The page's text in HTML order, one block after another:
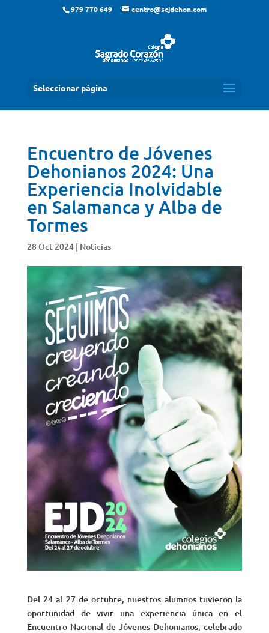
979 770 649 centro@scjdehon.com
Seleccionar página
Encuentro de Jóvenes
Dehonianos 2024: Una
Experiencia Inolvidable
en Salamanca y Alba de
Tormes
28 Oct 2024| Noticias
Del 24 al 27 de octubre, nuestros alumnos tuvieron la
oportunidad de vivir una experiencia única en el
Encuentro Nacional de Jóvenes Dehonianos, celebrado